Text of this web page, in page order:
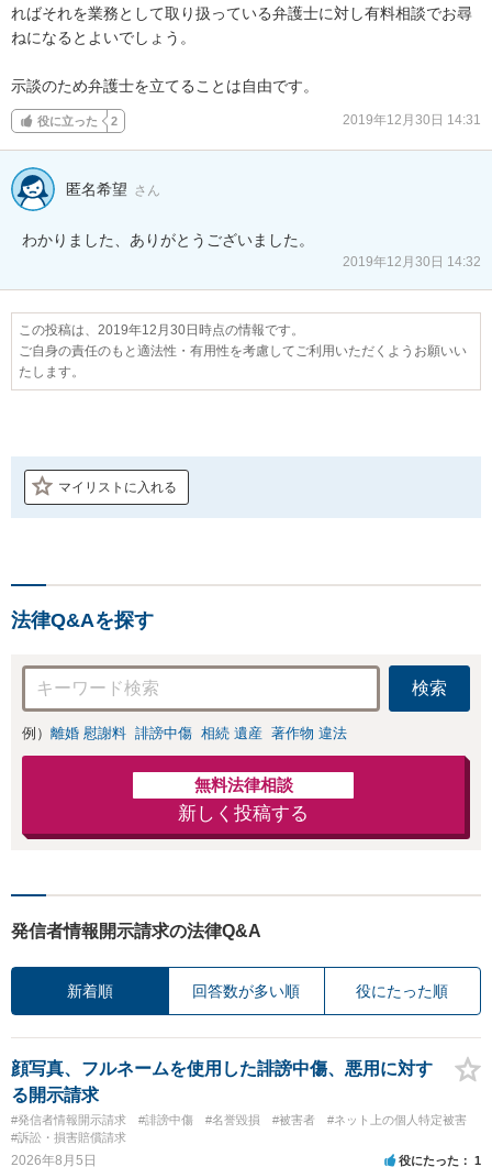
ればそれを業務として取り扱っている弁護士に対し有料相談でお尋
ねになるとよいでしょう。
示談のため弁護士を立てることは自由です。
役に立った 2 2019年12月30日 14:31
匿名希望 さん
わかりました、ありがとうございました。
2019年12月30日 14:32
この投稿は、2019年12月30日時点の情報です。
ご自身の責任のもと適法性・有用性を考慮してご利用いただくようお願いい
たします。
マイリストに入れる
法律Q&Aを探す
検索
例） 離婚 慰謝料 誹謗中傷 相続 遺産 著作物 違法
無料法律相談
新しく投稿する
発信者情報開示請求の法律Q&A
新着順 回答数が多い順 役にたった順
顔写真、フルネームを使用した誹謗中傷、悪用に対す
る開示請求
#発信者情報開示請求 #誹謗中傷 #名誉毀損 #被害者
#ネット上の個人特定被害
#訴訟・損害賠償請求
2026年8月5日 役にたった 1